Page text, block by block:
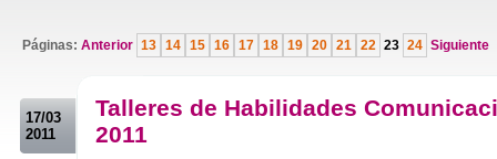
Páginas: Anterior 13 14 15 16 17 18 19 20 21 22 23 24 Siguiente
17/03
2011
Talleres de Habilidades
2011